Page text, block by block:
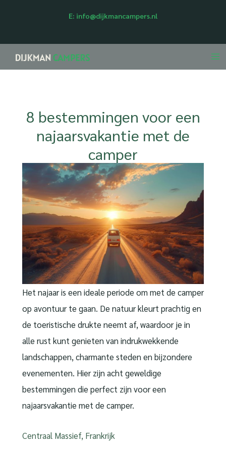
inhoud
E: info@dijkmancampers.nl
8 bestemmingen voor een
najaarsvakantie met de
camper
Het najaar is een ideale periode om met de camper
op avontuur te gaan. De natuur kleurt prachtig en
de toeristische drukte neemt af, waardoor je in
alle rust kunt genieten van indrukwekkende
landschappen, charmante steden en bijzondere
evenementen. Hier zijn acht geweldige
bestemmingen die perfect zijn voor een
najaarsvakantie met de camper.
Centraal Massief, Frankrijk